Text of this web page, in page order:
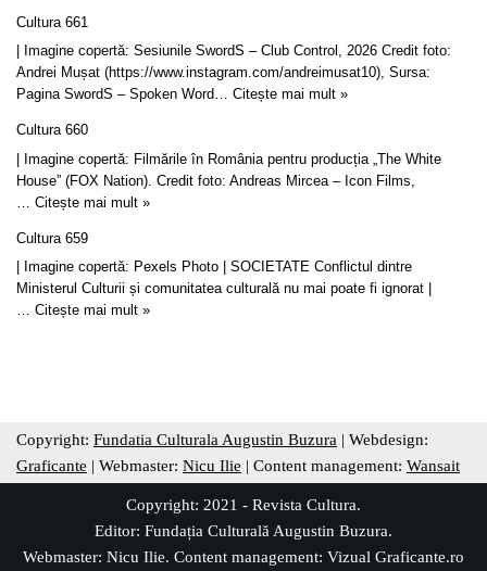
Cultura 661
| Imagine copertă: Sesiunile SwordS – Club Control, 2026 Credit foto:
Andrei Mușat (https://www.instagram.com/andreimusat10), Sursa:
Pagina SwordS – Spoken Word… Citește mai mult »
Cultura 660
| Imagine copertă: Filmările în România pentru producția „The White
House” (FOX Nation). Credit foto: Andreas Mircea – Icon Films,
Citește mai mult »
Cultura 659
| Imagine copertă: Pexels Photo | SOCIETATE Conflictul dintre
Ministerul Culturii și comunitatea culturală nu mai poate fi ignorat |
… Citește mai mult »
Copyright: Fundatia Culturala Augustin Buzura | Webdesign:
Graficante | Webmaster: Nicu Ilie | Content management: Wansait
Copyright: 2021 - Revista Cultura.
Editor: Fundația Culturală Augustin Buzura.
Webmaster: Nicu Ilie. Content management: Vizual Graficante.ro